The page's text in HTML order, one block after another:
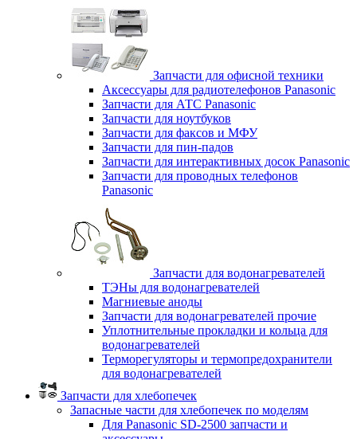
Запчасти для офисной техники
Аксессуары для радиотелефонов Panasonic
Запчасти для АТС Panasonic
Запчасти для ноутбуков
Запчасти для факсов и МФУ
Запчасти для пин-падов
Запчасти для интерактивных досок Panasonic
Запчасти для проводных телефонов
Panasonic
Запчасти для водонагревателей
ТЭНы для водонагревателей
Магниевые аноды
Запчасти для водонагревателей прочие
Уплотнительные прокладки и кольца для
водонагревателей
Терморегуляторы и термопредохранители
для водонагревателей
Запчасти для хлебопечек
Запасные части для хлебопечек по моделям
Для Panasonic SD-2500 запчасти и